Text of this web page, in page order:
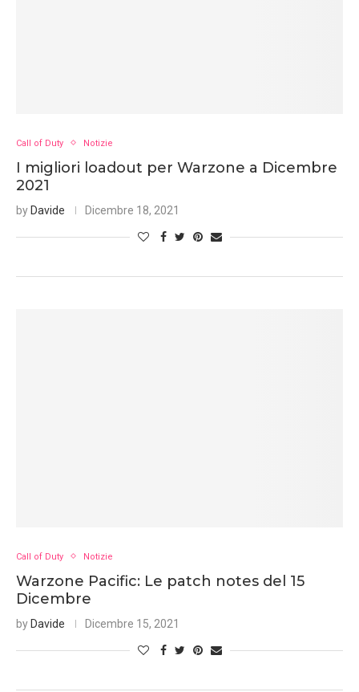
Call of Duty Notizie
I migliori loadout per Warzone a Dicembre
2021
by Davide Dicembre 18, 2021
Call of Duty Notizie
Warzone Pacific: Le patch notes del 15
Dicembre
by Davide Dicembre 15, 2021